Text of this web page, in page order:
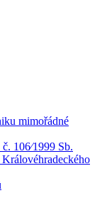
mimořádné
106⁄1999 Sb.